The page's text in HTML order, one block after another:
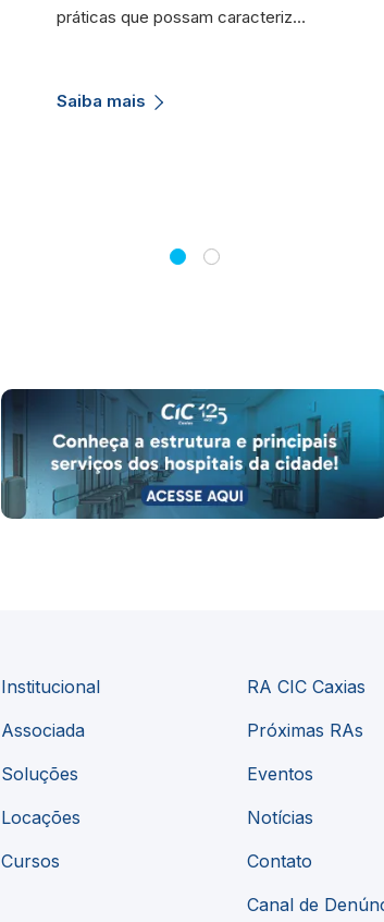
práticas que possam caracteriz…
Saiba mais
Institucional
Associada
Soluções
Locações
Cursos
RA CIC Caxias
Próximas RAs
Eventos
Notícias
Contato
Canal de